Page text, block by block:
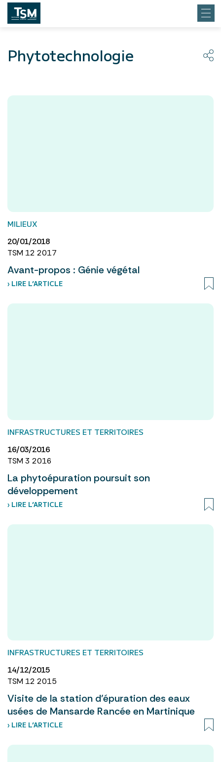
Phytotechnologie
MILIEUX
20/01/2018
TSM 12 2017
Avant-propos : Génie végétal
› LIRE L’ARTICLE
INFRASTRUCTURES ET TERRITOIRES
16/03/2016
TSM 3 2016
La phytoépuration poursuit son
développement
› LIRE L’ARTICLE
INFRASTRUCTURES ET TERRITOIRES
14/12/2015
TSM 12 2015
Visite de la station d’épuration des eaux
usées de Mansarde Rancée en Martinique
› LIRE L’ARTICLE